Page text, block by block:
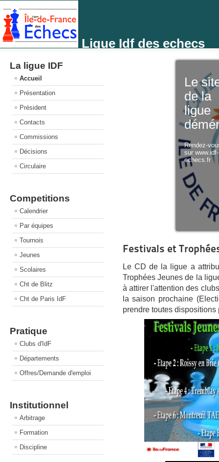
Ligue Idf des echecs
La ligue IDF
Accueil
Présentation
Président
Contacts
Commissions
Décisions
Circulaire
Competitions
Calendrier
Par équipes
Tournois
Jeunes
Scolaires
Cht de Blitz
Cht de Paris IdF
Pratique
Clubs d'IdF
Départements
Offres/Demande d'emploi
Institutionnel
Arbitrage
Formation
Discipline
Le
de la
ligue
Rendez-
sur
echecs.fr
Festivals et
Le CD de la ligue a
Trophées Jeunes de la
à attirer l'attention des
la saison prochaine
prendre toutes